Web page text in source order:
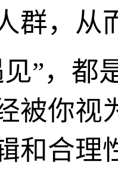
群，从
”，都
被你视
和合理